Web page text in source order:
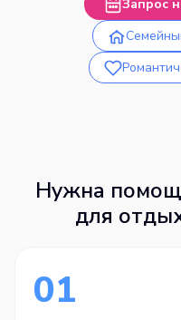
Запрос
Нужна
для
01